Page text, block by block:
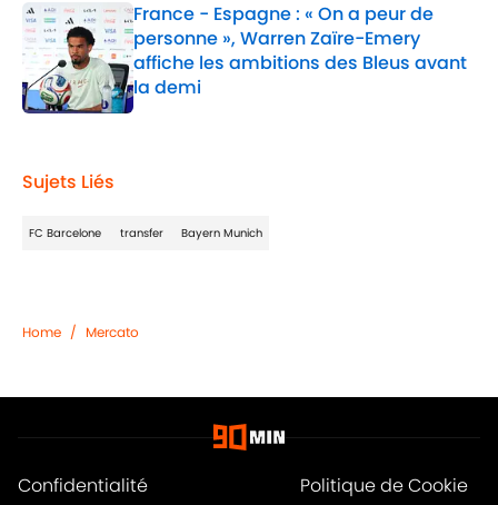
France - Espagne : « On a peur de
personne », Warren Zaïre-Emery
affiche les ambitions des Bleus avant
la demi
Published by on Invalid Date
Sujets Liés
FC Barcelone transfer Bayern Munich
Home / Mercato
Confidentialité Politique de Cookie